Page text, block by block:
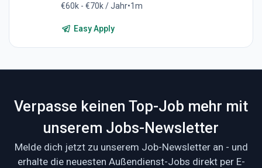
€60k - €70k / Jahr•1m
Easy Apply
Verpasse keinen Top-Job mehr mit
unserem Jobs-Newsletter
Melde dich jetzt zu unserem Job-Newsletter an - und
erhalte die neuesten Außendienst-Jobs direkt per E-